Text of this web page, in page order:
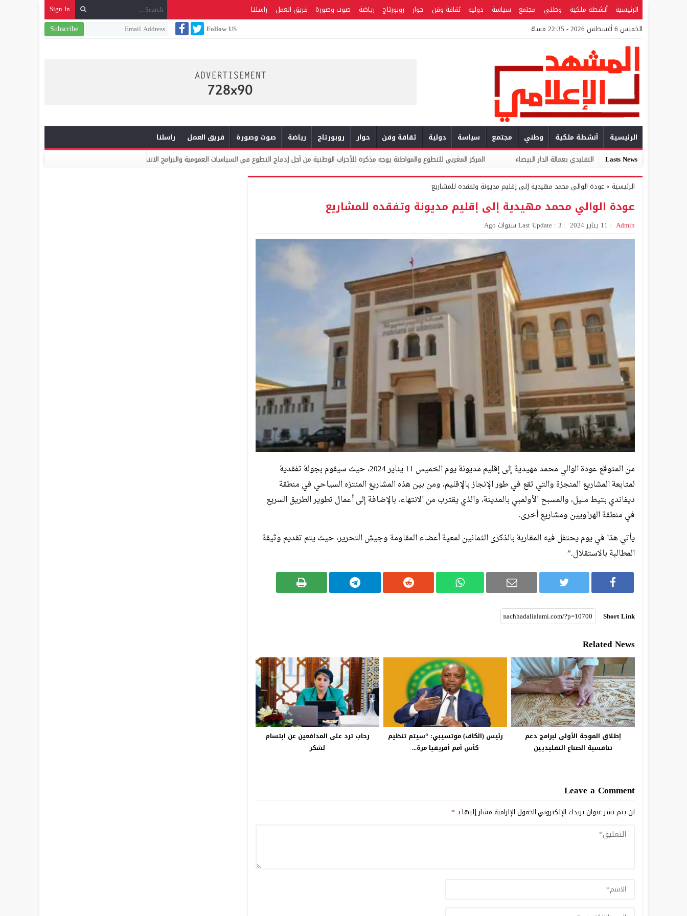
الرئيسية أنشطة ملكية وطني مجتمع سياسة دولية ثقافة وفن حوار روبورتاج رياضة صوت وصورة فريق العمل راسلنا
Sign In
الخميس 6 أغسطس 2026 - 22:35 مساءً
Subscribe Follow US
الرئيسية أنشطة ملكية وطني مجتمع سياسة دولية ثقافة وفن حوار روبورتاج رياضة صوت وصورة فريق العمل
راسلنا
Lasts News
المعمار التقليدي بعمالة الدار البيضاء المركز المغربي للتطوع والمواطنة يوجه مذكرة للأحزاب الوطنية من أجل إدماج التطوع في السياسات العمومية والبرامج الانتخابية ميكومار: الابتكار والشراكة أساس الارتقاء بخدمات
الرئيسية »عودة الوالي محمد مهيدية إلى إقليم مديونة وتفقده للمشاريع
عودة الوالي محمد مهيدية إلى إقليم مديونة وتفقده للمشاريع
Admin 11 يناير 2024 Last Update : 3 سنوات Ago
من المتوقع عودة الوالي محمد مهيدية إلى إقليم مديونة يوم الخميس 11 يناير 2024، حيث سيقوم بجولة تفقدية
لمتابعة المشاريع المنجزة والتي تقع في طور الإنجاز بالإقليم، ومن بين هذه المشاريع المنتزه السياحي في منطقة
ديفاندي بتيط مليل، والمسبح الأولمبي بالمدينة، والذي يقترب من الانتهاء، بالإضافة إلى أعمال تطوير الطريق السريع
في منطقة الهراويين ومشاريع أخرى.
يأتي هذا في يوم يحتفل فيه المغاربة بالذكرى الثمانين لمعية أعضاء المقاومة وجيش التحرير، حيث يتم تقديم وثيقة
المطالبة بالاستقلال.”
Short Link
Related News
إطلاق الموجة الأولى لبرامج دعم
تنافسية الصناع التقليديين
رئيس (الكاف) موتسيبي: “سيتم تنظيم
كأس أمم أفريقيا مرة...
رحاب ترد على المدافعين عن ابتسام
لشكر
Leave a Comment
لن يتم نشر عنوان بريدك الإلكتروني.الحقول الإلزامية مشار إليها بـ*